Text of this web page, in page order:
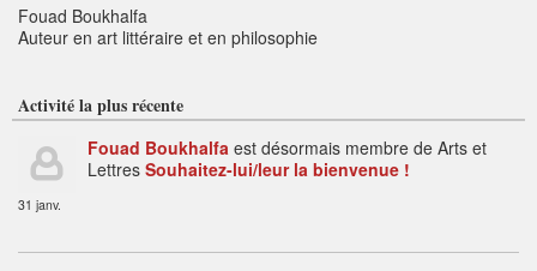
Fouad Boukhalfa
Auteur en art littéraire et en philosophie
Activité la plus récente
Fouad Boukhalfa est désormais membre de Arts et
Lettres Souhaitez-lui/leur la bienvenue !
31 janv.